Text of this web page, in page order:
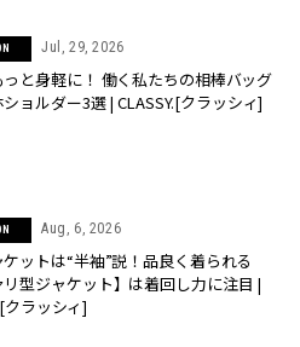
Jul, 29, 2026
と身軽に！ 働く私たちの相棒バッグ
ショルダー3選 | CLASSY.[クラッシィ]
Aug, 6, 2026
ットは“半袖”説！品良く着られる
リ型ジャケット】は着回し力に注目 |
クラッシィ]